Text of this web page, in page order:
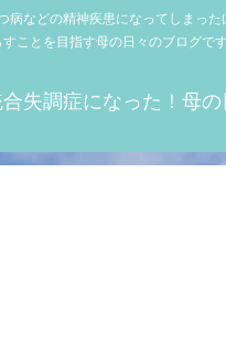
病などの精神疾患になってしまった
ことを目指す母の日々のブログです
失調症になった！母の